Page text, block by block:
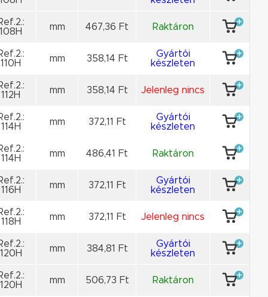
108H
mm 467,36 Ft Raktáron
110H
mm 358,14 Ft
Gyártói
készleten
112H
mm 358,14 Ft Jelenleg nincs
114H
mm 372,11 Ft
Gyártói
készleten
114H
mm 486,41 Ft Raktáron
116H
mm 372,11 Ft
Gyártói
készleten
118H
mm 372,11 Ft Jelenleg nincs
120H
mm 384,81 Ft
Gyártói
készleten
120H
mm 506,73 Ft Raktáron